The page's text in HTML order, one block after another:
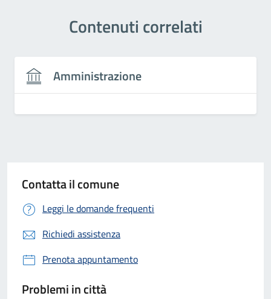
Contenuti correlati
Amministrazione
Contatta il comune
Leggi le domande frequenti
Richiedi assistenza
Prenota appuntamento
Problemi in città